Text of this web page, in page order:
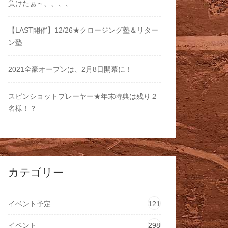
負けたぁ～、、、、
【LAST開催】12/26★クロージング塾＆リター
ン塾
2021全豪オープンは、2月8日開幕に！
スピンショットプレーヤー★年末特典は残り２
名様！？
カテゴリー
イベント予定 121
イベント 298